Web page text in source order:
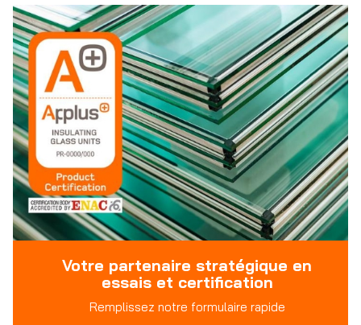
Votre partenaire stratégique en
essais et certification
Remplissez notre formulaire rapide